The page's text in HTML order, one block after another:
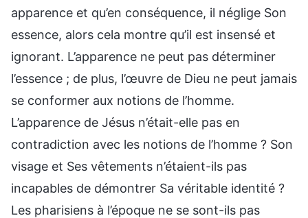
apparence et qu’en conséquence, il néglige Son
essence, alors cela montre qu’il est insensé et
ignorant. L’apparence ne peut pas déterminer
l’essence ; de plus, l’œuvre de Dieu ne peut jamais
se conformer aux notions de l’homme.
L’apparence de Jésus n’était-elle pas en
contradiction avec les notions de l’homme ? Son
visage et Ses vêtements n’étaient-ils pas
incapables de démontrer Sa véritable identité ?
Les pharisiens à l’époque ne se sont-ils pas